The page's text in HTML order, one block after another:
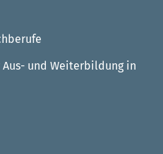
und Weiterbildung in